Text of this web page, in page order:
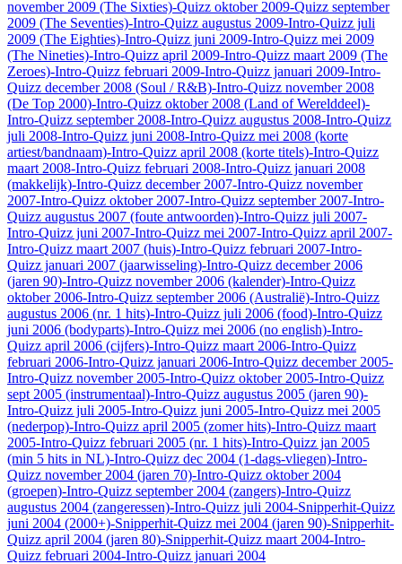
november 2009 (The Sixties)-Quizz oktober 2009-Quizz september
2009 (The Seventies)-Intro-Quizz augustus 2009-Intro-Quizz juli
2009 (The Eighties)-Intro-Quizz juni 2009-Intro-Quizz mei 2009
(The Nineties)-Intro-Quizz april 2009-Intro-Quizz maart 2009 (The
Zeroes)-Intro-Quizz februari 2009-Intro-Quizz januari 2009-Intro-
Quizz december 2008 (Soul / R&B)-Intro-Quizz november 2008
(De Top 2000)-Intro-Quizz oktober 2008 (Land of Werelddeel)-
Intro-Quizz september 2008-Intro-Quizz augustus 2008-Intro-Quizz
juli 2008-Intro-Quizz juni 2008-Intro-Quizz mei 2008 (korte
artiest/bandnaam)-Intro-Quizz april 2008 (korte titels)-Intro-Quizz
maart 2008-Intro-Quizz februari 2008-Intro-Quizz januari 2008
(makkelijk)-Intro-Quizz december 2007-Intro-Quizz november
2007-Intro-Quizz oktober 2007-Intro-Quizz september 2007-Intro-
Quizz augustus 2007 (foute antwoorden)-Intro-Quizz juli 2007-
Intro-Quizz juni 2007-Intro-Quizz mei 2007-Intro-Quizz april 2007-
Intro-Quizz maart 2007 (huis)-Intro-Quizz februari 2007-Intro-
Quizz januari 2007 (jaarwisseling)-Intro-Quizz december 2006
(jaren 90)-Intro-Quizz november 2006 (kalender)-Intro-Quizz
oktober 2006-Intro-Quizz september 2006 (Australië)-Intro-Quizz
augustus 2006 (nr. 1 hits)-Intro-Quizz juli 2006 (food)-Intro-Quizz
juni 2006 (bodyparts)-Intro-Quizz mei 2006 (no english)-Intro-
Quizz april 2006 (cijfers)-Intro-Quizz maart 2006-Intro-Quizz
februari 2006-Intro-Quizz januari 2006-Intro-Quizz december 2005-
Intro-Quizz november 2005-Intro-Quizz oktober 2005-Intro-Quizz
sept 2005 (instrumentaal)-Intro-Quizz augustus 2005 (jaren 90)-
Intro-Quizz juli 2005-Intro-Quizz juni 2005-Intro-Quizz mei 2005
(nederpop)-Intro-Quizz april 2005 (zomer hits)-Intro-Quizz maart
2005-Intro-Quizz februari 2005 (nr. 1 hits)-Intro-Quizz jan 2005
(min 5 hits in NL)-Intro-Quizz dec 2004 (1-dags-vliegen)-Intro-
Quizz november 2004 (jaren 70)-Intro-Quizz oktober 2004
(groepen)-Intro-Quizz september 2004 (zangers)-Intro-Quizz
augustus 2004 (zangeressen)-Intro-Quizz juli 2004-Snipperhit-Quizz
juni 2004 (2000+)-Snipperhit-Quizz mei 2004 (jaren 90)-Snipperhit-
Quizz april 2004 (jaren 80)-Snipperhit-Quizz maart 2004-Intro-
Quizz februari 2004-Intro-Quizz januari 2004